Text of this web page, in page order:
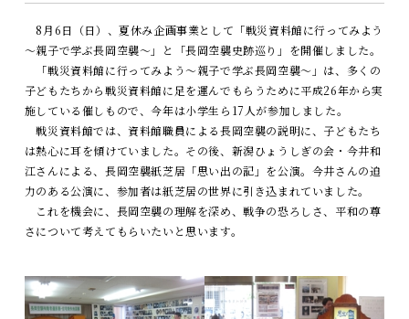
8月6日（日）、夏休み企画事業として「戦災資料館に行ってみよう
～親子で学ぶ長岡空襲～」と「長岡空襲史跡巡り」を開催しました。
「戦災資料館に行ってみよう～親子で学ぶ長岡空襲～」は、多くの
子どもたちから戦災資料館に足を運んでもらうために平成26年から実
施している催しもので、今年は小学生ら17人が参加しました。
戦災資料館では、資料館職員による長岡空襲の説明に、子どもたち
は熱心に耳を傾けていました。その後、新潟ひょうしぎの会・今井和
江さんによる、長岡空襲紙芝居「思い出の記」を公演。今井さんの迫
力のある公演に、参加者は紙芝居の世界に引き込まれていました。
これを機会に、長岡空襲の理解を深め、戦争の恐ろしさ、平和の尊
さについて考えてもらいたいと思います。